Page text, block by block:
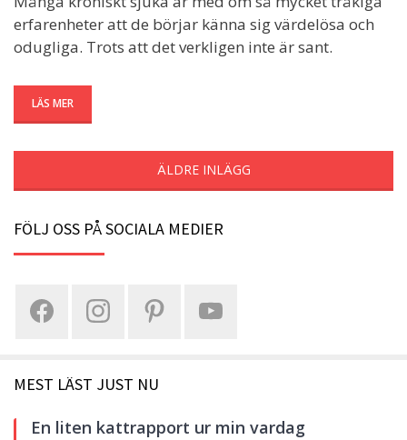
erfarenheter att de börjar känna sig värdelösa och
odugliga. Trots att det verkligen inte är sant.
LÄS MER
ÄLDRE INLÄGG
FÖLJ OSS PÅ SOCIALA MEDIER
MEST LÄST JUST NU
En liten kattrapport ur min vardag